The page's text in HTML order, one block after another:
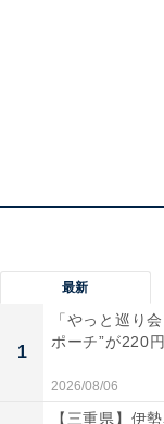
最新
1
「やっと巡り
ポーチ”が220
2026/08/06
【三重県】伊